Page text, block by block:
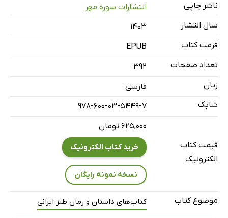
زیر درخت گاردو
قُدی جون
زررررررر
شفت
زنِ محسن
خشتک اول
بین مریض
دروغ‌سنج
ناشر چاپی
انتشارات سوره مهر
سال انتشار
۱۴۰۳
فرمت کتاب
EPUB
تعداد صفحات
392
زبان
فارسی
شابک
978-600-03-5449-7
قیمت کتاب
الکترونیک
۶۲۵,۰۰۰ تومان
خرید کتاب الکترونیک
نسخه نمونه رایگان
موضوع کتاب کتاب‌های داستان و رمان طنز ایرانی